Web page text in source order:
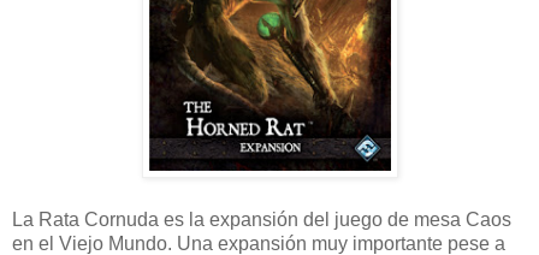
La Rata Cornuda es la expansión del juego de mesa Caos
en el Viejo Mundo. Una expansión muy importante pese a